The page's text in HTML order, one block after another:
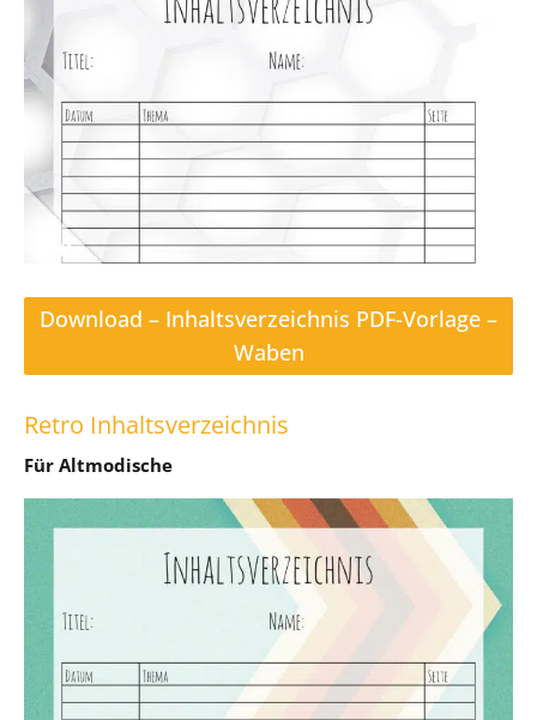
Download – Inhaltsverzeichnis PDF-Vorlage –
Waben
Retro Inhaltsverzeichnis
Für Altmodische